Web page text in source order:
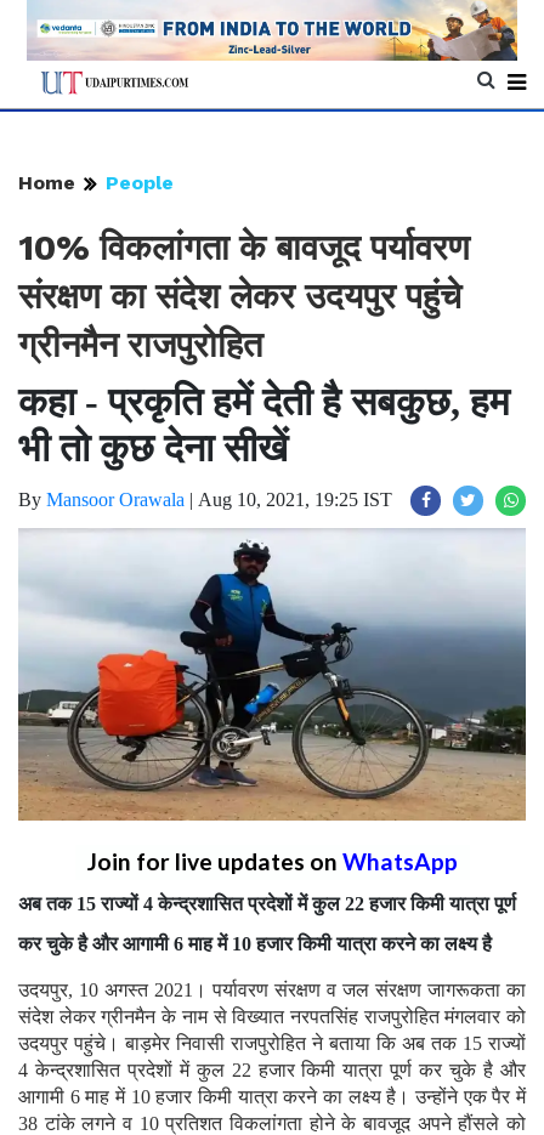
Home People
10% विकलांगता के बावजूद पर्यावरण
संरक्षण का संदेश लेकर उदयपुर पहुंचे
ग्रीनमैन राजपुरोहित
कहा - प्रकृति हमें देती है सबकुछ, हम
भी तो कुछ देना सीखें
By Mansoor Orawala | Aug 10, 2021, 19:25 IST
Join for live updates on WhatsApp
अब तक 15 राज्यों 4 केन्द्रशासित प्रदेशों में कुल 22 हजार किमी यात्रा पूर्ण
कर चुके है और आगामी 6 माह में 10 हजार किमी यात्रा करने का लक्ष्य है
उदयपुर, 10 अगस्त 2021। पर्यावरण संरक्षण व जल संरक्षण जागरूकता का
संदेश लेकर ग्रीनमैन के नाम से विख्यात नरपतसिंह राजपुरोहित मंगलवार को
उदयपुर पहुंचे। बाड़मेर निवासी राजपुरोहित ने बताया कि अब तक 15 राज्यों
4 केन्द्रशासित प्रदेशों में कुल 22 हजार किमी यात्रा पूर्ण कर चुके है और
आगामी 6 माह में 10 हजार किमी यात्रा करने का लक्ष्य है। उन्होंने एक पैर में
38 टांके लगने व 10 प्रतिशत विकलांगता होने के बावजूद अपने हौंसले को